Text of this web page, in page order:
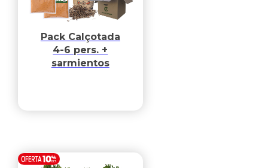
Pack Calçotada
4-6 pers. +
sarmientos